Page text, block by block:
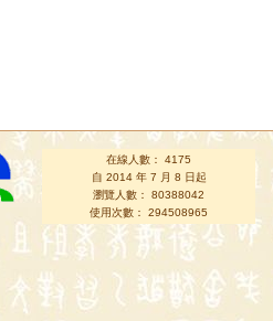
在線人數： 4175
自 2014 年 7 月 8 日起
瀏覽人數： 80388042
使用次數： 294508965